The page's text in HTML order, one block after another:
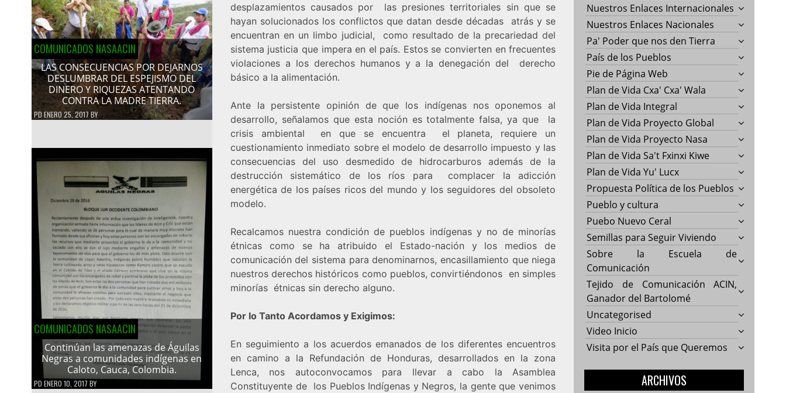
COMUNICADOS NASAACIN
LAS CONSECUENCIAS POR DEJARNOS
DESLUMBRAR DEL ESPEJISMO DEL
DINERO Y RIQUEZAS ATENTANDO
CONTRA LA MADRE TIERRA.
PDENERO 25, 2017 BY
COMUNICADOS NASAACIN
Continúan las amenazas de Águilas
Negras a comunidades indígenas en
Caloto, Cauca, Colombia.
PD ENERO 10, 2017 BY
desplazamientos causados por las presiones territoriales sin que se
hayan solucionados los conflictos que datan desde décadas atrás y se
encuentran en un limbo judicial, como resultado de la precariedad del
sistema justicia que impera en el país. Estos se convierten en frecuentes
violaciones a los derechos humanos y a la denegación del derecho
básico a la alimentación.
Ante la persistente opinión de que los indígenas nos oponemos al
desarrollo, señalamos que esta noción es totalmente falsa, ya que la
crisis ambiental en que se encuentra el planeta, requiere un
cuestionamiento inmediato sobre el modelo de desarrollo impuesto y las
consecuencias del uso desmedido de hidrocarburos además de la
destrucción sistemático de los ríos para complacer la adicción
energética de los países ricos del mundo y los seguidores del obsoleto
modelo.
Recalcamos nuestra condición de pueblos indígenas y no de minorías
étnicas como se ha atribuido el Estado-nación y los medios de
comunicación del sistema para denominarnos, encasillamiento que niega
nuestros derechos históricos como pueblos, convirtiéndonos en simples
minorías étnicas sin derecho alguno.
Por lo Tanto Acordamos y Exigimos:
En seguimiento a los acuerdos emanados de los diferentes encuentros
en camino a la Refundación de Honduras, desarrollados en la zona
Lenca, nos autoconvocamos para llevar a cabo la Asamblea
Constituyente de los Pueblos Indígenas y Negros, la gente que venimos
Nuestros Enlaces Internacionales
Nuestros Enlaces Nacionales
Pa' Poder que nos den Tierra
País de los Pueblos
Pie de Página Web
Plan de Vida Cxa' Cxa' Wala
Plan de Vida Integral
Plan de Vida Proyecto Global
Plan de Vida Proyecto Nasa
Plan de Vida Sa't Fxinxi Kiwe
Plan de Vida Yu' Lucx
Propuesta Política de los Pueblos
Pueblo y cultura
Puebo Nuevo Ceral
Semillas para Seguir Viviendo
Sobre la Escuela de
Comunicación
Tejido de Comunicación ACIN,
Ganador del Bartolomé
Uncategorised
Video Inicio
Visita por el País que Queremos
ARCHIVOS